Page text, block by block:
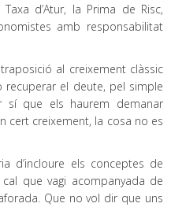
d’Atur, la Prima de Risc,
amb responsabilitat
al creixement clàssic
el deute, pel simple
sí que els haurem demanar
cert creixement, la cosa no es
d’incloure els conceptes de
que vagi acompanyada de
Que no vol dir que uns